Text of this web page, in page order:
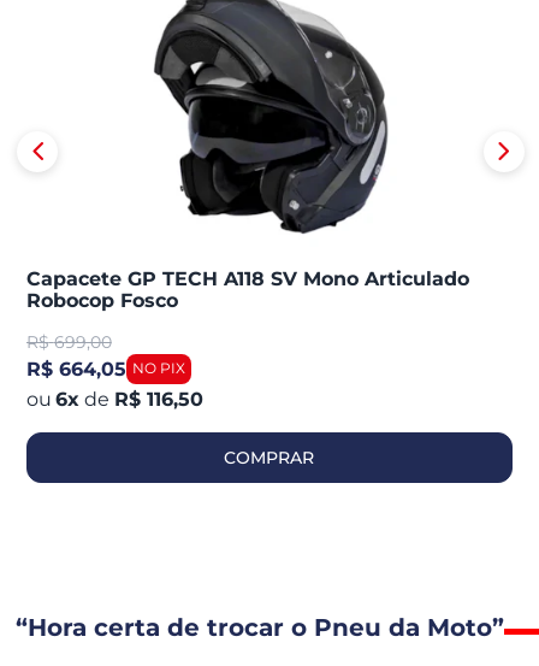
Capacete GP TECH A118 SV Mono Articulado
Robocop Fosco
R$ 699,00
R$ 664,05
6x de R$ 116,50
COMPRAR
“Hora certa de trocar o Pneu da Moto”